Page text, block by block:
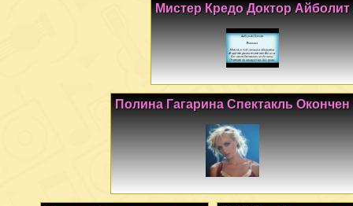
Мистер Кредо Доктор Айболит
Полина Гагарина Спектакль Окончен